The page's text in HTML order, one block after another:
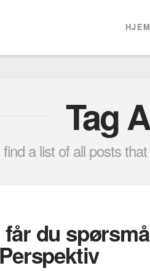
HJEM
Tag
a list of all posts
du